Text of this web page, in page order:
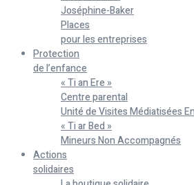
Joséphine-Baker
Places
pour les entreprises
Protection
de l’enfance
« Ti an Ere »
Centre parental
Unité de Visites Médiatisées
« Ti ar Bed »
Mineurs Non Accompagnés
Actions
solidaires